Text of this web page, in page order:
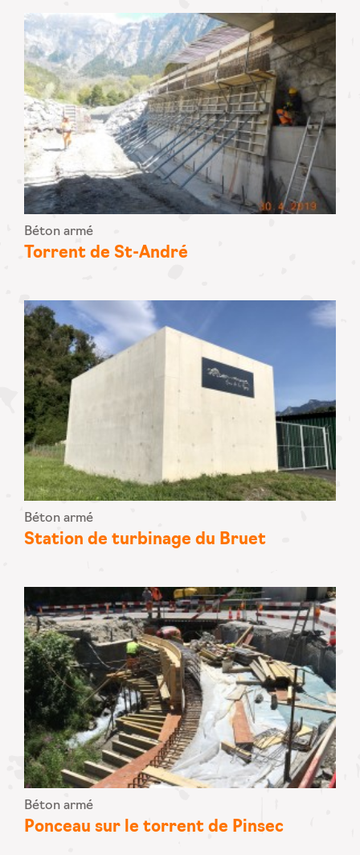
Béton armé
Torrent de St-André
Béton armé
Station de turbinage du Bruet
Béton armé
Ponceau sur le torrent de Pinsec